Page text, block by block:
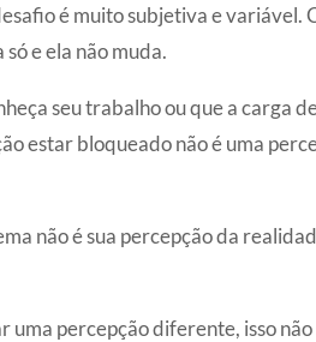
é muito subjetiva e variável.
e ela não muda.
seu trabalho ou que a carga
estar bloqueado não é uma
não é sua percepção da
percepção diferente, isso